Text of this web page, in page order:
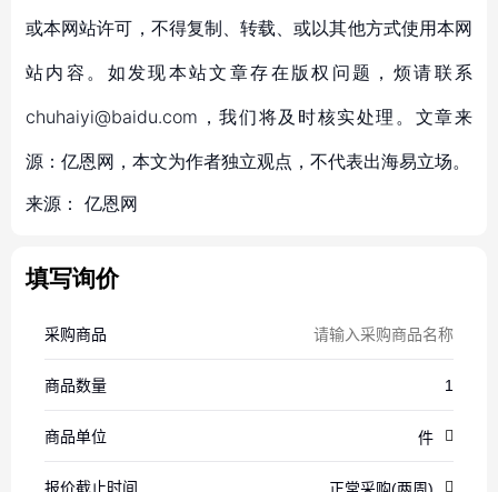
或本网站许可，不得复制、转载、或以其他方式使用本网
站内容。如发现本站文章存在版权问题，烦请联系
chuhaiyi@baidu.com，我们将及时核实处理。文章来
源：亿恩网，本文为作者独立观点，不代表出海易立场。
来源： 亿恩网
填写询价